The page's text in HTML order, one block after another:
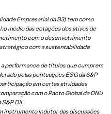
Empresarial da B3) tem como
médio das cotações dos ativos de
com o desenvolvimento
com a sustentabilidade
performance de títulos que cumprem
pelas pontuações ESG da S&P
em certas atividades
com o Pacto Global da ONU
DJI.
instrumento indutor das discussões